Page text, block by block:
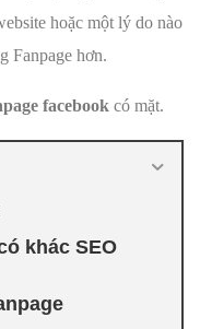
hoặc một lý do nào
Fanpage hơn.
facebook có mặt.
khác SEO